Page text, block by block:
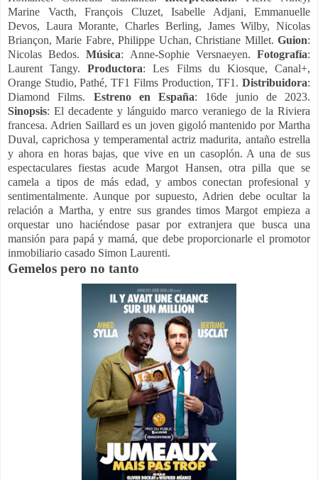
Marine Vacth, François Cluzet, Isabelle Adjani, Emmanuelle
Devos, Laura Morante, Charles Berling, James Wilby, Nicolas
Briançon, Marie Fabre, Philippe Uchan, Christiane Millet. Guion:
Nicolas Bedos.Música: Anne-Sophie Versnaeyen.Fotografía:
Laurent Tangy.Productora: Les Films du Kiosque, Canal+,
Orange Studio, Pathé, TF1 Films Production, TF1. Distribuidora:
Diamond Films. Estreno en España: 16de junio de 2023.
Sinopsis: El decadente y lánguido marco veraniego de la Riviera
francesa. Adrien Saillard es un joven gigoló mantenido por Martha
Duval, caprichosa y temperamental actriz madurita, antaño estrella
y ahora en horas bajas, que vive en un casoplón. A una de sus
espectaculares fiestas acude Margot Hansen, otra pilla que se
camela a tipos de más edad, y ambos conectan profesional y
sentimentalmente. Aunque por supuesto, Adrien debe ocultar la
relación a Martha, y entre sus grandes timos Margot empieza a
orquestar uno haciéndose pasar por extranjera que busca una
mansión para papá y mamá, que debe proporcionarle el promotor
inmobiliario casado Simon Laurenti.
Gemelos pero no tanto